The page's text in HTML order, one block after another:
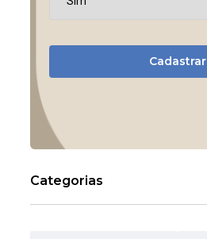
Cadastrar
Categorias